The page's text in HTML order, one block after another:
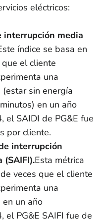
eléctricos:
interrupción media
índice se basa en
el cliente
una
sin energía
en un año
el SAIDI de PG&E fue
por cliente.
interrupción
(SAIFI).Esta métrica
veces que el cliente
una
un año
el PG&E SAIFI fue de